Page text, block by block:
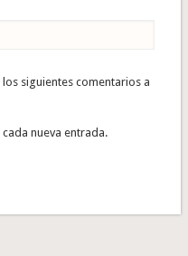
siguientes comentarios a
nueva entrada.